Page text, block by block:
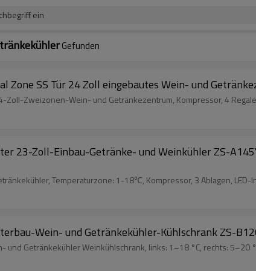
ein
Gefunden
Zone SS Tür 24 Zoll eingebautes Wein- und
Zoll-Zweizonen-Wein- und Getränkezentrum, Kompressor, 4
23-Zoll-Einbau-Getränke- und Weinkühler ZS-
Temperaturzone: 1-18℃, Kompressor, 3 Ablagen,
Wein- und Getränkekühler-Kühlschrank ZS-
und Getränkekühler Weinkühlschrank, links: 1–18 °C, rechts: 5–20